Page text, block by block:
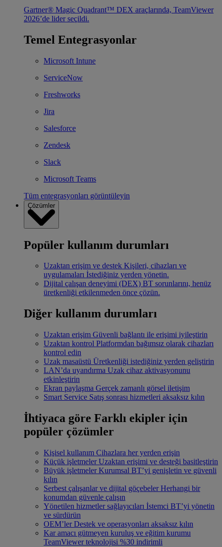
Gartner® Magic Quadrant™ DEX araçlarında, TeamViewer
2026’de lider seçildi.
Temel Entegrasyonlar
Microsoft Intune
ServiceNow
Freshworks
Jira
Salesforce
Zendesk
Slack
Microsoft Teams
Tüm entegrasyonları görüntüleyin
Çözümler
Popüler kullanım durumları
Uzaktan erişim ve destek Kişileri, cihazları ve
uygulamaları İstediğiniz yerden yönetin.
Dijital çalışan deneyimi (DEX) BT sorunlarını, henüz
üretkenliği etkilenmeden önce çözün.
Diğer kullanım durumları
Uzaktan erişim Güvenli bağlantı ile erişimi iyileştirin
Uzaktan kontrol Platformdan bağımsız olarak cihazları
kontrol edin
Uzak masaüstü Üretkenliği istediğiniz yerden geliştirin
LAN’da uyandırma Uzak cihaz aktivasyonunu
etkinleştirin
Ekran paylaşma Gerçek zamanlı görsel iletişim
Smart Service Satış sonrası hizmetleri aksaksız kılın
İhtiyaca göre Farklı ekipler için
popüler çözümler
Kişisel kullanım Cihazlara her yerden erişin
Küçük işletmeler Uzaktan erişimi ve desteği basitleştirin
Büyük işletmeler Kurumsal BT’yi genişletin ve güvenli
kılın
Serbest çalışanlar ve dijital göçebeler Herhangi bir
konumdan güvenle çalışın
Yönetilen hizmetler sağlayıcıları İstemci BT’yi yönetin
ve sürdürün
OEM’ler Destek ve operasyonları aksaksız kılın
Kar amacı gütmeyen kuruluş ve eğitim kurumu
TeamViewer teknolojisi %30 indirimli